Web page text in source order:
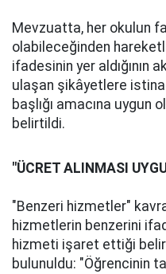
Mevzuatta, her okulun
olabileceğinden
ifadesinin yer aldığının
ulaşan şikâyetlere
başlığı amacına uygun
belirtildi.
"ÜCRET ALINMASI
"Benzeri hizmetler"
hizmetlerin benzerini
hizmeti işaret ettiği
bulunuldu: "Öğrencinin